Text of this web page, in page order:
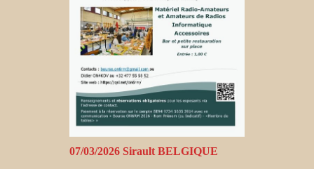
07/03/2026 Sirault BELGIQUE